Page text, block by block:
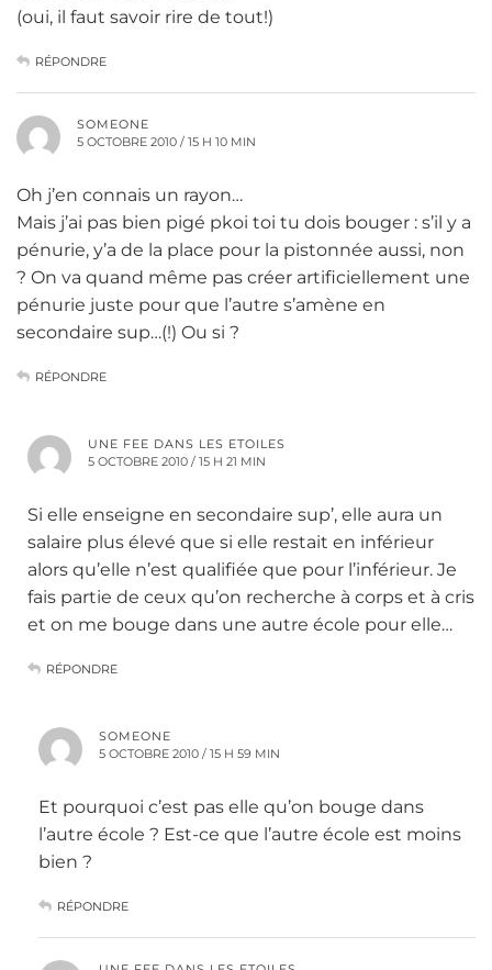
(oui, il faut savoir rire de tout!)
RÉPONDRE
SOMEONE
5 OCTOBRE 2010 / 15 H 10 MIN
Oh j’en connais un rayon…
Mais j’ai pas bien pigé pkoi toi tu dois bouger : s’il y a
pénurie, y’a de la place pour la pistonnée aussi, non
? On va quand même pas créer artificiellement une
pénurie juste pour que l’autre s’amène en
secondaire sup…(!) Ou si ?
RÉPONDRE
UNE FEE DANS LES ETOILES
5 OCTOBRE 2010 / 15 H 21 MIN
Si elle enseigne en secondaire sup’, elle aura un
salaire plus élevé que si elle restait en inférieur
alors qu’elle n’est qualifiée que pour l’inférieur. Je
fais partie de ceux qu’on recherche à corps et à cris
et on me bouge dans une autre école pour elle…
RÉPONDRE
SOMEONE
5 OCTOBRE 2010 / 15 H 59 MIN
Et pourquoi c’est pas elle qu’on bouge dans
l’autre école ? Est-ce que l’autre école est moins
bien ?
RÉPONDRE